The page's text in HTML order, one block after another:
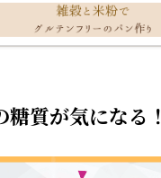
糖質が気になる！